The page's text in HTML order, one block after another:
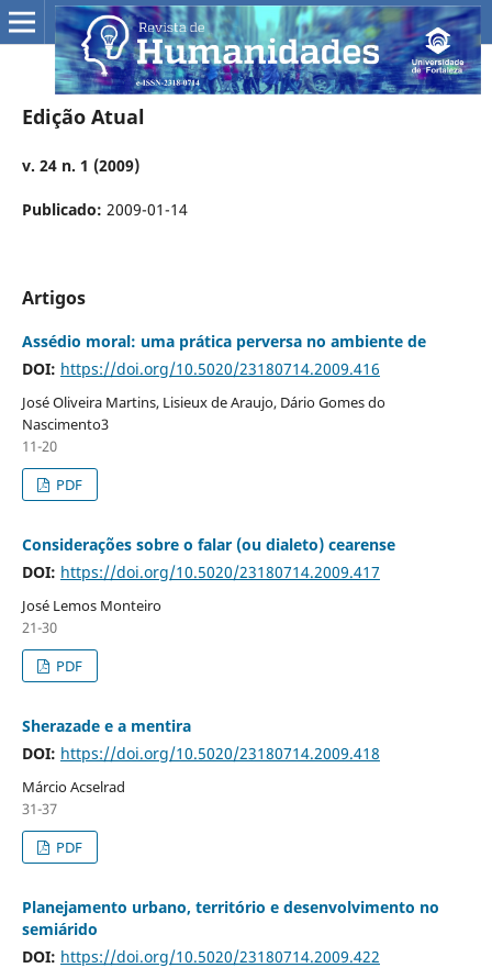
Edição Atual
v. 24 n. 1 (2009)
Publicado: 2009-01-14
Artigos
Assédio moral: uma prática perversa no ambiente de
DOI: https://doi.org/10.5020/23180714.2009.416
José Oliveira Martins, Lisieux de Araujo, Dário Gomes do
Nascimento3
11-20
PDF
Considerações sobre o falar (ou dialeto) cearense
DOI: https://doi.org/10.5020/23180714.2009.417
José Lemos Monteiro
21-30
PDF
Sherazade e a mentira
DOI: https://doi.org/10.5020/23180714.2009.418
Márcio Acselrad
31-37
PDF
Planejamento urbano, território e desenvolvimento no
semiárido
DOI: https://doi.org/10.5020/23180714.2009.422